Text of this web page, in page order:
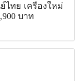
ย์ไทย เครื่องใหม่
บาท